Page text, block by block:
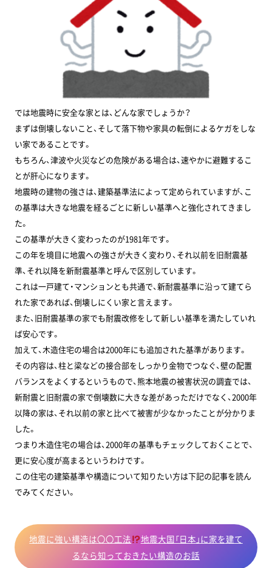
では地震時に安全な家とは、どんな家でしょうか？
まずは倒壊しないこと、そして落下物や家具の転倒によるケガをしな
い家であることです。
もちろん、津波や火災などの危険がある場合は、速やかに避難するこ
とが肝心になります。
地震時の建物の強さは、建築基準法によって定められていますが、こ
の基準は大きな地震を経るごとに新しい基準へと強化されてきまし
た。
この基準が大きく変わったのが1981年です。
この年を境目に地震への強さが大きく変わり、それ以前を旧耐震基
準、それ以降を新耐震基準と呼んで区別しています。
これは一戸建て・マンションとも共通で、新耐震基準に沿って建てら
れた家であれば、倒壊しにくい家と言えます。
また、旧耐震基準の家でも耐震改修をして新しい基準を満たしていれ
ば安心です。
加えて、木造住宅の場合は2000年にも追加された基準があります。
その内容は、柱と梁などの接合部をしっかり金物でつなぐ、壁の配置
バランスをよくするというもので、熊本地震の被害状況の調査では、
新耐震と旧耐震の家で倒壊数に大きな差があっただけでなく、2000年
以降の家は、それ以前の家と比べて被害が少なかったことが分かりま
した。
つまり木造住宅の場合は、2000年の基準もチェックしておくことで、
更に安心度が高まるというわけです。
この住宅の建築基準や構造について知りたい方は下記の記事を読ん
でみてください。
地震に強い構造は〇〇工法
地震大国「日本」に家を建て
るなら知っておきたい構造のお話